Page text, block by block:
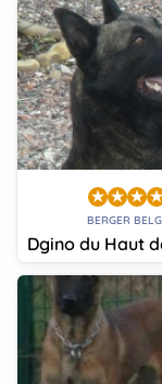
BERGER
Dgino du Haut